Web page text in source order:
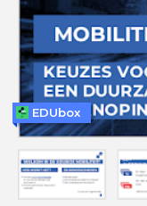
EDUbox